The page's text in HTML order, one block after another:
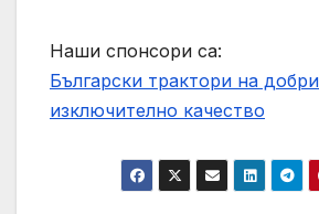
Наши спонсори са:
Български трактори на
изключително качество